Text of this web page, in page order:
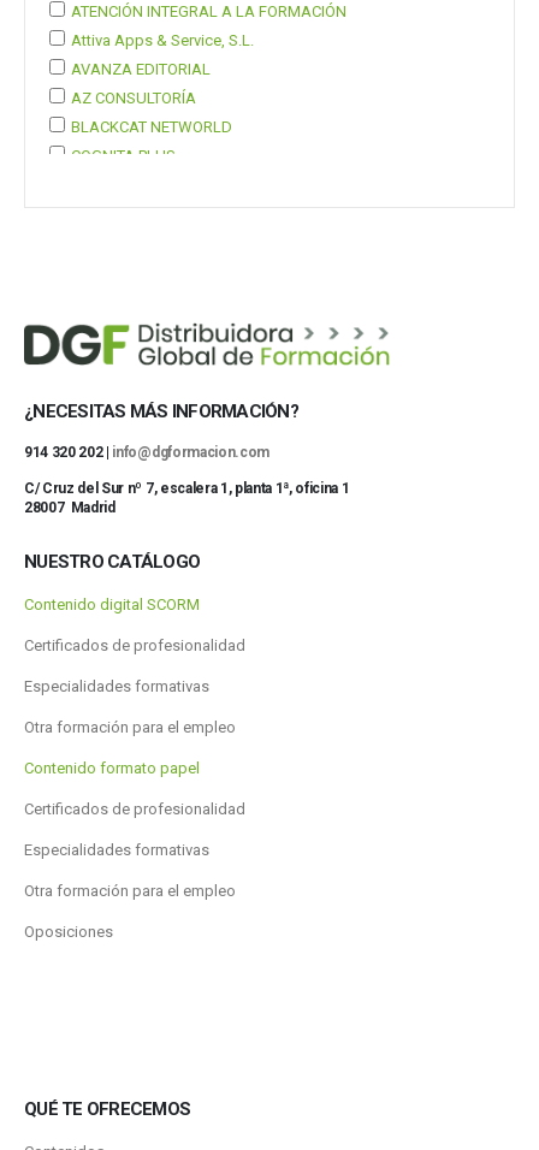
ATENCIÓN INTEGRAL A LA FORMACIÓN
Attiva Apps & Service, S.L.
AVANZA EDITORIAL
AZ CONSULTORÍA
BLACKCAT NETWORLD
COGNITA PLUS
Mostrar 37 más
¿NECESITAS MÁS INFORMACIÓN?
914 320 202 | info@dgformacion.com
C/ Cruz del Sur nº 7, escalera 1, planta 1ª, oficina 1
28007 Madrid
NUESTRO CATÁLOGO
Contenido digital SCORM
Certificados de profesionalidad
Especialidades formativas
Otra formación para el empleo
Contenido formato papel
Certificados de profesionalidad
Especialidades formativas
Otra formación para el empleo
Oposiciones
QUÉ TE OFRECEMOS